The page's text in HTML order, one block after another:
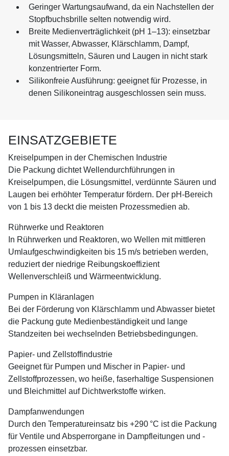
Geringer Wartungsaufwand, da ein Nachstellen der
Stopfbuchsbrille selten notwendig wird.
Breite Medienverträglichkeit (pH 1–13): einsetzbar
mit Wasser, Abwasser, Klärschlamm, Dampf,
Lösungsmitteln, Säuren und Laugen in nicht stark
konzentrierter Form.
Silikonfreie Ausführung: geeignet für Prozesse, in
denen Silikoneintrag ausgeschlossen sein muss.
EINSATZGEBIETE
Kreiselpumpen in der Chemischen Industrie
Die Packung dichtet Wellendurchführungen in
Kreiselpumpen, die Lösungsmittel, verdünnte Säuren und
Laugen bei erhöhter Temperatur fördern. Der pH-Bereich
von 1 bis 13 deckt die meisten Prozessmedien ab.
Rührwerke und Reaktoren
In Rührwerken und Reaktoren, wo Wellen mit mittleren
Umlaufgeschwindigkeiten bis 15 m/s betrieben werden,
reduziert der niedrige Reibungskoeffizient
Wellenverschleiß und Wärmeentwicklung.
Pumpen in Kläranlagen
Bei der Förderung von Klärschlamm und Abwasser bietet
die Packung gute Medienbeständigkeit und lange
Standzeiten bei wechselnden Betriebsbedingungen.
Papier- und Zellstoffindustrie
Geeignet für Pumpen und Mischer in Papier- und
Zellstoffprozessen, wo heiße, faserhaltige Suspensionen
und Bleichmittel auf Dichtwerkstoffe wirken.
Dampfanwendungen
Durch den Temperatureinsatz bis +290 °C ist die Packung
für Ventile und Absperrorgane in Dampfleitungen und -
prozessen einsetzbar.